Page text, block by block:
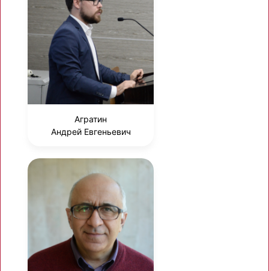
Агратин
Андрей Евгеньевич